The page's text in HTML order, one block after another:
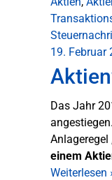
19. Februar
Das Jahr
Anlageregel
einem
Weiterlesen